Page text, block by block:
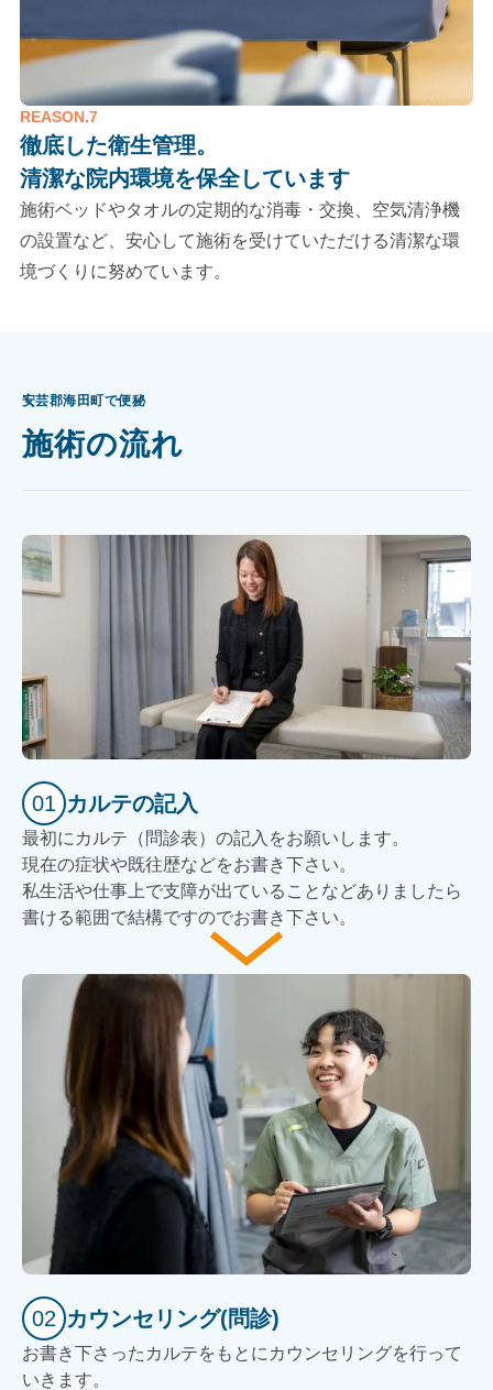
REASON.7
徹底した衛生管理。
清潔な院内環境を保全しています
施術ベッドやタオルの定期的な消毒・交換、空気清浄機
の設置など、安心して施術を受けていただける清潔な環
境づくりに努めています。
安芸郡海田町で便秘
施術の流れ
01 カルテの記入
最初にカルテ（問診表）の記入をお願いします。
現在の症状や既往歴などをお書き下さい。
私生活や仕事上で支障が出ていることなどありましたら
書ける範囲で結構ですのでお書き下さい。
02 カウンセリング(問診)
お書き下さったカルテをもとにカウンセリングを行って
いきます。